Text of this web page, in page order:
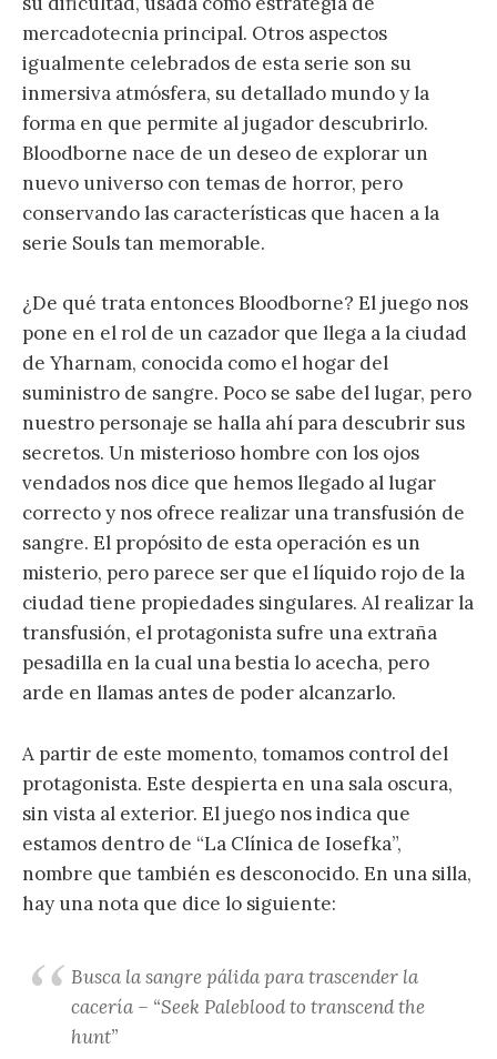
mercadotecnia principal. Otros aspectos
igualmente celebrados de esta serie son su
inmersiva atmósfera, su detallado mundo y la
forma en que permite al jugador descubrirlo.
Bloodborne nace de un deseo de explorar un
nuevo universo con temas de horror, pero
conservando las características que hacen a la
serie Souls tan memorable.
¿De qué trata entonces Bloodborne? El juego nos
pone en el rol de un cazador que llega a la ciudad
de Yharnam, conocida como el hogar del
suministro de sangre. Poco se sabe del lugar, pero
nuestro personaje se halla ahí para descubrir sus
secretos. Un misterioso hombre con los ojos
vendados nos dice que hemos llegado al lugar
correcto y nos ofrece realizar una transfusión de
sangre. El propósito de esta operación es un
misterio, pero parece ser que el líquido rojo de la
ciudad tiene propiedades singulares. Al realizar la
transfusión, el protagonista sufre una extraña
pesadilla en la cual una bestia lo acecha, pero
arde en llamas antes de poder alcanzarlo.
A partir de este momento, tomamos control del
protagonista. Este despierta en una sala oscura,
sin vista al exterior. El juego nos indica que
estamos dentro de “La Clínica de Iosefka”,
nombre que también es desconocido. En una silla,
hay una nota que dice lo siguiente:
Busca la sangre pálida para trascender la
cacería – “Seek Paleblood to transcend the
hunt”